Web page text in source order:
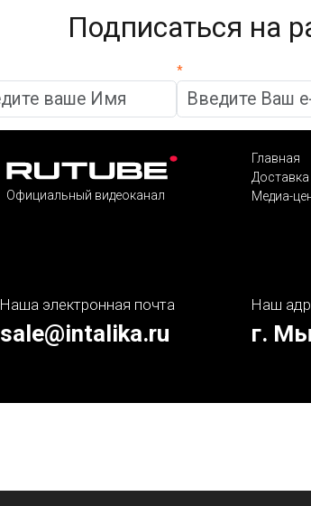
Подписаться на
*
Официальный видеоканал
Главная
Доставка
Медиа-
Наша электронная почта
sale@intalika.ru
Наш
г.